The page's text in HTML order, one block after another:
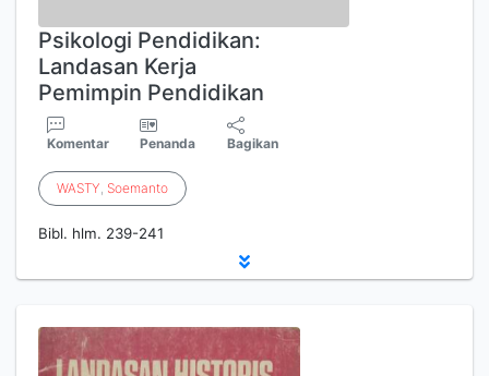
Psikologi Pendidikan:
Landasan Kerja
Pemimpin Pendidikan
Komentar Penanda Bagikan
WASTY, Soemanto
Bibl. hlm. 239-241